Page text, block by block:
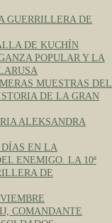
GUERRILLERA DE
DE KUCHÍN
POPULAR Y LA
MUESTRAS DEL
DE LA GRAN
ALEKSANDRA
DÍAS EN LA
ENEMIGO. LA 10ª
DE
COMANDANTE